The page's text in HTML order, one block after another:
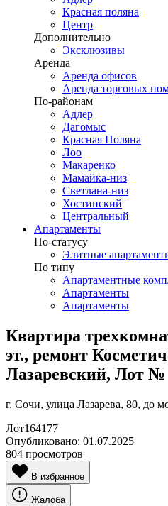
Красная поляна
Центр
Дополнительно
Эксклюзивы
Аренда
Аренда офисов
Аренда торговых
По-районам
Адлер
Дагомыс
Красная Поляна
Лоо
Макаренко
Мамайка-низ
Светлана-низ
Хостинский
Центральный
Апартаменты
По-статусу
Элитные
По типу
Апартаментные
Апартаменты
Апартаменты
Квартира
эт., ремонт
Лазаревский, Лот №
г. Сочи, улица Лазарева, 80, до
Лот164177
Опубликовано: 01.07.2025
804 просмотров
В избранное
Жалоба